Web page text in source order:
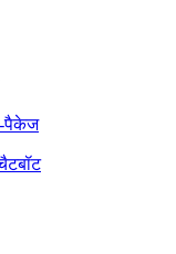
पैकेज